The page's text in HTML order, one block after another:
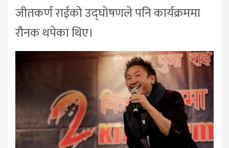
जीतकर्ण राईको उद्घोषणले पनि कार्यक्रममा
रौनक थपेका थिए।